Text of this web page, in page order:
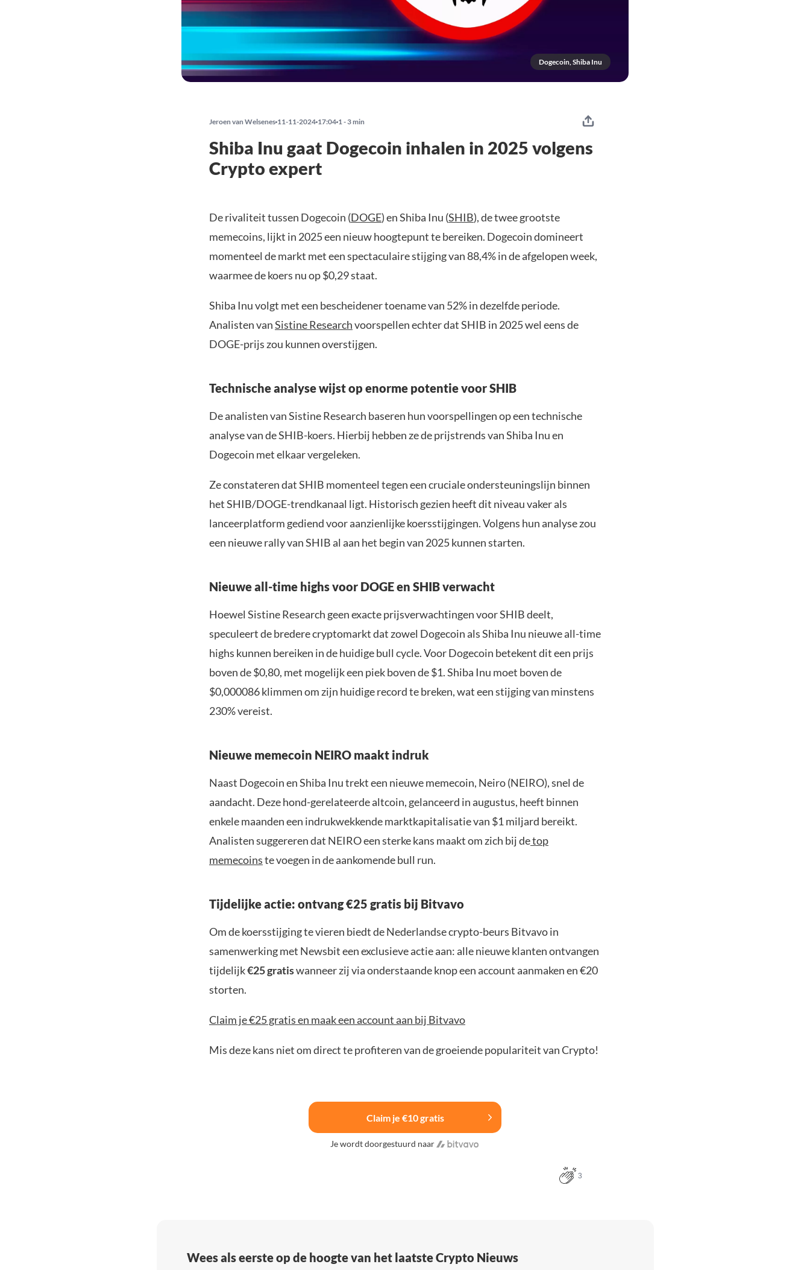
Dogecoin, Shiba Inu
Jeroen van Welsenes 11-11-2024 17:04 1 - 3 min
Shiba Inu gaat Dogecoin inhalen in 2025 volgens
Crypto expert
De rivaliteit tussen Dogecoin (DOGE) en Shiba Inu (SHIB), de twee grootste
memecoins, lijkt in 2025 een nieuw hoogtepunt te bereiken. Dogecoin domineert
momenteel de markt met een spectaculaire stijging van 88,4% in de afgelopen week,
waarmee de koers nu op $0,29 staat.
Shiba Inu volgt met een bescheidener toename van 52% in dezelfde periode.
Analisten vanSistine Researchvoorspellen echter dat SHIB in 2025 wel eens de
DOGE-prijs zou kunnen overstijgen.
Technische analyse wijst op enorme potentie voor SHIB
De analisten van Sistine Research baseren hun voorspellingen op een technische
analyse van de SHIB-koers. Hierbij hebben ze de prijstrends van Shiba Inu en
Dogecoin met elkaar vergeleken.
Ze constateren dat SHIB momenteel tegen een cruciale ondersteuningslijn binnen
het SHIB/DOGE-trendkanaal ligt. Historisch gezien heeft dit niveau vaker als
lanceerplatform gediend voor aanzienlijke koersstijgingen. Volgens hun analyse zou
een nieuwe rally van SHIB al aan het begin van 2025 kunnen starten.
Nieuwe all-time highs voor DOGE en SHIB verwacht
Hoewel Sistine Research geen exacte prijsverwachtingen voor SHIB deelt,
speculeert de bredere cryptomarkt dat zowel Dogecoin als Shiba Inu nieuwe all-time
highs kunnen bereiken in de huidige bull cycle. Voor Dogecoin betekent dit een prijs
boven de $0,80, met mogelijk een piek boven de $1. Shiba Inu moet boven de
$0,000086 klimmen om zijn huidige record te breken, wat een stijging van minstens
230% vereist.
Nieuwe memecoin NEIRO maakt indruk
Naast Dogecoin en Shiba Inu trekt een nieuwe memecoin, Neiro (NEIRO), snel de
aandacht. Deze hond-gerelateerde altcoin, gelanceerd in augustus, heeft binnen
enkele maanden een indrukwekkende marktkapitalisatie van $1 miljard bereikt.
Analisten suggereren dat NEIRO een sterke kans maakt om zich bij detop
memecoinste voegen in de aankomende bull run.
Tijdelijke actie: ontvang €25 gratis bij Bitvavo
Om de koersstijging te vieren biedt de Nederlandse crypto-beurs Bitvavo in
samenwerking met Newsbit een exclusieve actie aan: alle nieuwe klanten ontvangen
tijdelijk€25 gratiswanneer zij via onderstaande knop een account aanmaken en €20
storten.
Claim je €25 gratis en maak een account aan bij Bitvavo
Mis deze kans niet om direct te profiteren van de groeiende populariteit van Crypto!
Claim je €10 gratis
Je wordt doorgestuurd naar
3
Wees als eerste op de hoogte van het laatste Crypto Nieuws